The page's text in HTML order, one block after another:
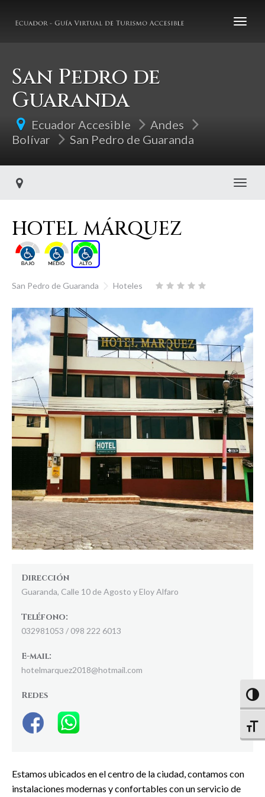
San Pedro de
Guaranda
Ecuador Accesible
Andes
Bolívar
San Pedro de Guaranda
HOTEL MÁRQUEZ
San Pedro de Guaranda Hoteles
Dirección
Guaranda, Calle 10 de Agosto y Eloy Alfaro
Teléfono:
032981053 / 098 222 6013
E-mail:
hotelmarquez2018@hotmail.com
Redes
Estamos ubicados en el centro de la ciudad, contamos con
instalaciones modernas y confortables con un servicio de